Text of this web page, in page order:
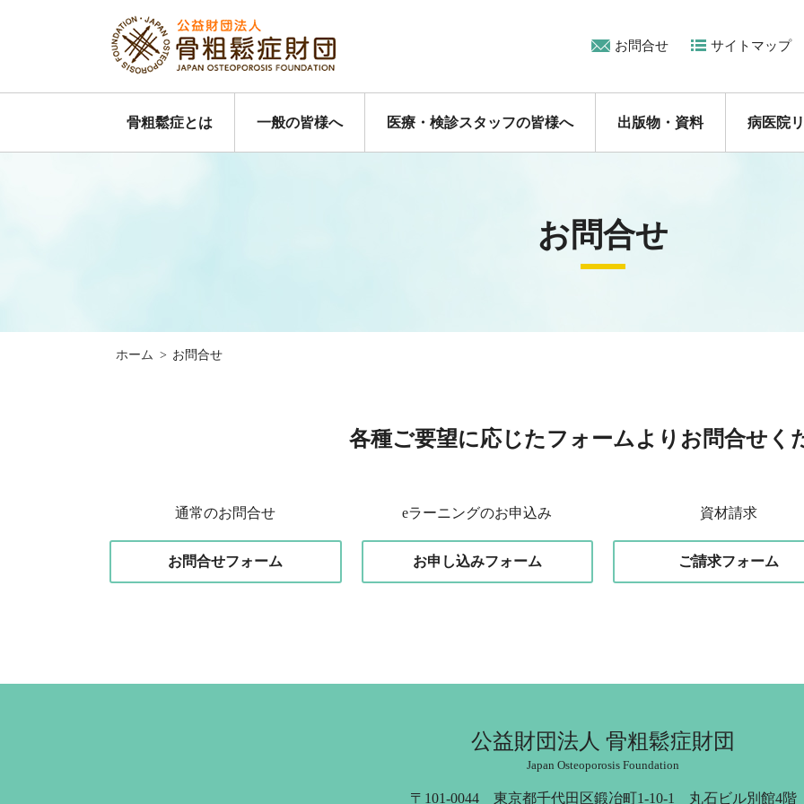
お問合せ サイトマップ
骨粗鬆症とは 一般の皆様へ 医療・検診スタッフの皆様へ 出版物・資料 病医院
お問合せ
ホーム > お問合せ
各種ご要望に応じたフォームよりお問合せく
通常のお問合せ
お問合せフォーム
eラーニングのお申込み
お申し込みフォーム
資材請求
ご請求フォーム
公益財団法人 骨粗鬆症財団
Japan Osteoporosis Foundation
〒101-0044 東京都千代田区鍛冶町1-10-1 丸石ビル別館4階